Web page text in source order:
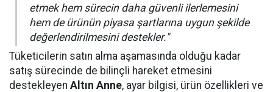
etmek hem sürecin daha güvenli ilerlemesini
hem de ürünün piyasa şartlarına uygun şekilde
değerlendirilmesini destekler."
Tüketicilerin satın alma aşamasında olduğu kadar
satış sürecinde de bilinçli hareket etmesini
destekleyen Altın Anne, ayar bilgisi, ürün özellikleri ve